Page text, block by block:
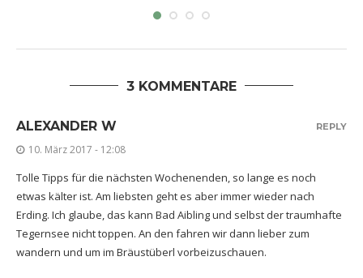
3 KOMMENTARE
ALEXANDER W
10. März 2017 - 12:08
Tolle Tipps für die nächsten Wochenenden, so lange es noch
etwas kälter ist. Am liebsten geht es aber immer wieder nach
Erding. Ich glaube, das kann Bad Aibling und selbst der traumhafte
Tegernsee nicht toppen. An den fahren wir dann lieber zum
wandern und um im Bräustüberl vorbeizuschauen.
REPLY